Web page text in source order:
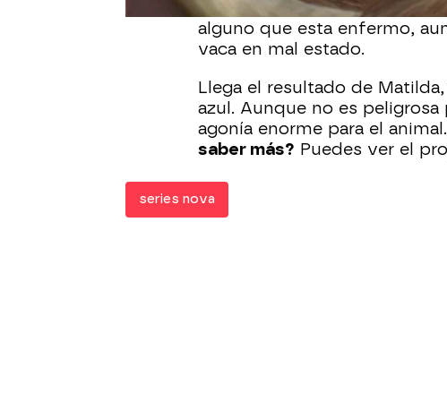
del ternero
. En la manada
alguno que esta enfermo,
vaca en mal estado.
Llega el resultado de
azul. Aunque no es
agonía enorme para el animal.
saber más? Puedes ver el
series nova